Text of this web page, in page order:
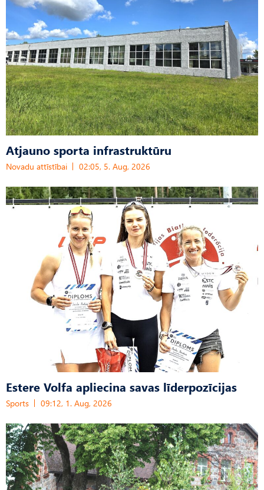
Atjauno sporta infrastruktūru
Novadu attīstībai 02:05, 5. Aug, 2026
Estere Volfa apliecina savas līderpozīcijas
Sports 09:12, 1. Aug, 2026